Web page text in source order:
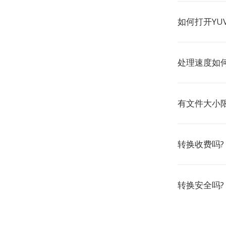
如何打开
处理速度如
有文件大小
转换收费吗?
转换安全吗?